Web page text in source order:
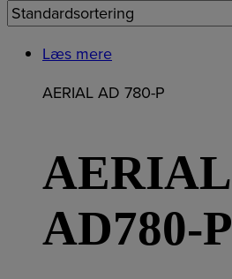
Læs mere
AERIAL AD 780-P
AERIAL
AD780-P